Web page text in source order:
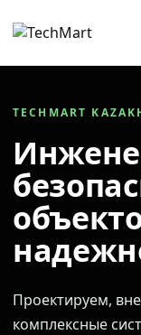
TECHMART
Проектируем,
комплексные